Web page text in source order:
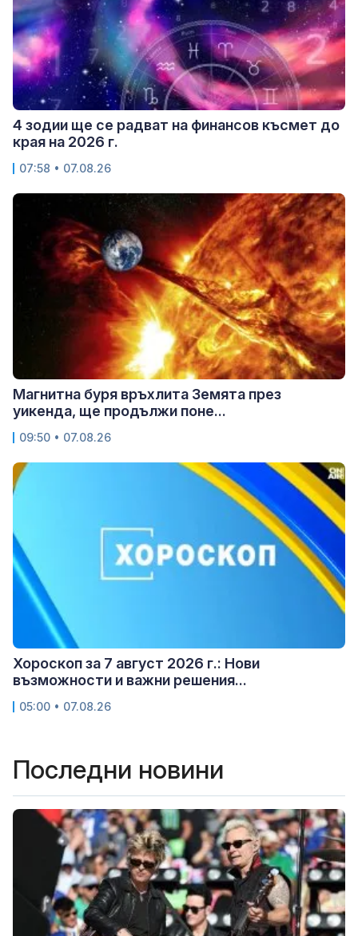
4 зодии ще се радват на финансов късмет до
края на 2026 г.
07:58 • 07.08.26
Магнитна буря връхлита Земята през
уикенда, ще продължи поне...
09:50 • 07.08.26
Хороскоп за 7 август 2026 г.: Нови
възможности и важни решения...
05:00 • 07.08.26
Последни новини